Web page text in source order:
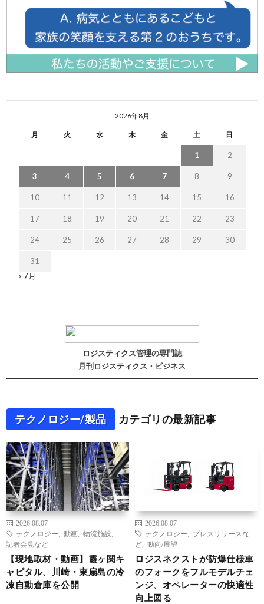
2026年8月
月 火 水 木 金 土 日
1 2
3 4 5 6 7 8 9
10 11 12 13 14 15 16
17 18 19 20 21 22 23
24 25 26 27 28 29 30
31
« 7月
ロジスティクス管理の専門誌
月刊ロジスティクス・ビジネス
テクノロジー/製品 カテゴリの最新記事
2026.08.07
テクノロジー
動画 物流施設
記者会見など
【現地取材・動画】霞ヶ関キ
ャピタル、川崎・東扇島の冷
凍自動倉庫を公開
2026.08.07
テクノロジー
プレスリリースな
ど
動向/展望
ロジスネクストが防爆仕様車
のフォークをフルモデルチェ
ンジ、オペレーターの快適性
向上図る